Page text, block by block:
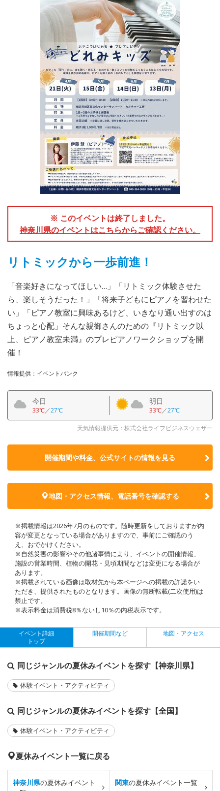
※ このイベントは終了しました。
神奈川県のイベントはこちらからご確認ください。
リトミックから一歩前進！
「音楽好きになってほしい…」「リトミック体験させた
ら、楽しそうだった！」「将来子どもにピアノを習わせた
い」「ピアノ教室に興味あるけど、いきなり通い出すのは
ちょっと心配」そんな親御さんのための『リトミック以
上、ピアノ教室未満』のプレピアノワークショップを開
催！
情報提供：イベントバンク
今日
33℃／27℃
明日
33℃／27℃
天気情報提供元：株式会社ライフビジネスウェザー
開催期間や料金、公式サイトの情報を見る
地図・アクセス情報、電話番号を確認する
※掲載情報は2026年7月のものです。随時更新をしておりますが内
容が変更となっている場合がありますので、事前にご確認のう
え、おでかけください。
※自然災害の影響やその他諸事情により、イベントの開催情報、
施設の営業時間、植物の開花・見頃期間などは変更になる場合が
あります。
※掲載されている画像は取材先から本ページへの掲載の許諾をい
ただき、提供されたものとなります。画像の無断転載(二次使用)は
禁止です。
※表示料金は消費税8％ないし10％の内税表示です。
イベント詳細
トップ
開催期間など 地図・アクセス
同じジャンルの夏休みイベントを探す【神奈川県】
体験イベント・アクティビティ
同じジャンルの夏休みイベントを探す【全国】
体験イベント・アクティビティ
夏休みイベント一覧に戻る
神奈川県の夏休みイベント
関東の夏休みイベント一覧